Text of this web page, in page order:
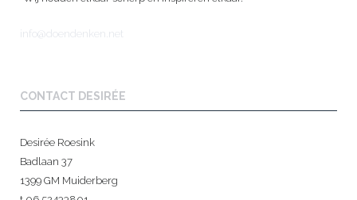
info@doendenken.net
CONTACT DESIRÉE
Desirée Roesink
Badlaan 37
1399 GM Muiderberg